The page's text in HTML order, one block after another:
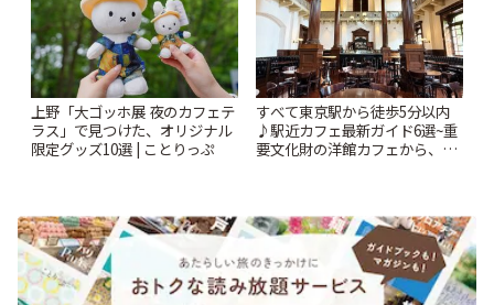
上野「大ゴッホ展 夜のカフェテ
ラス」で見つけた、オリジナル
限定グッズ10選 | ことりっぷ
すべて東京駅から徒歩5分以内
♪駅近カフェ最新ガイド6選~重
要文化財の洋館カフェから、改